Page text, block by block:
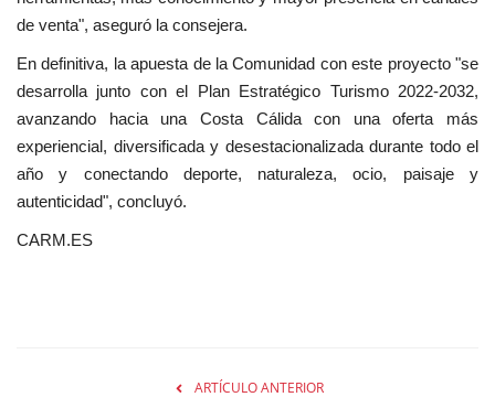
de venta", aseguró la consejera.
En definitiva, la apuesta de la Comunidad con este proyecto "se
desarrolla junto con el Plan Estratégico Turismo 2022-2032,
avanzando hacia una Costa Cálida con una oferta más
experiencial, diversificada y desestacionalizada durante todo el
año y conectando deporte, naturaleza, ocio, paisaje y
autenticidad", concluyó.
CARM.ES
ARTÍCULO ANTERIOR